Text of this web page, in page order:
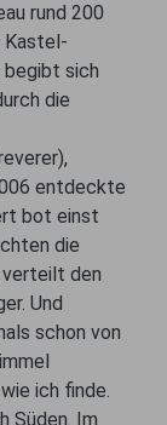
rund 200
Kastel-
begibt sich
die
entdeckte
bot einst
die
verteilt den
Und
schon von
ich finde.
Süden. Im